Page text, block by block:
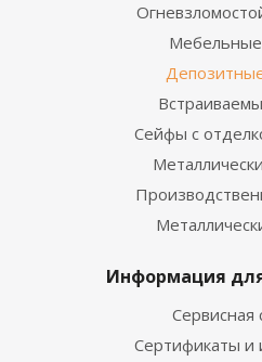
Сейфы с
Информация
Сервисная
Сертификаты и